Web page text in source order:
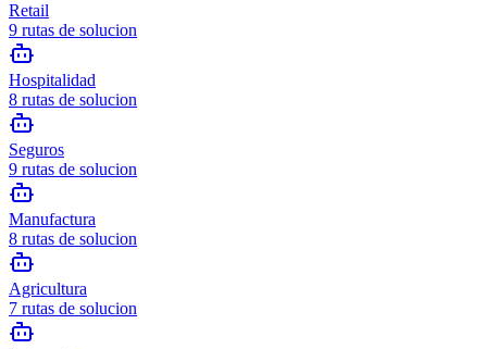
Retail
9 rutas de solucion
Hospitalidad
8 rutas de solucion
Seguros
9 rutas de solucion
Manufactura
8 rutas de solucion
Agricultura
7 rutas de solucion